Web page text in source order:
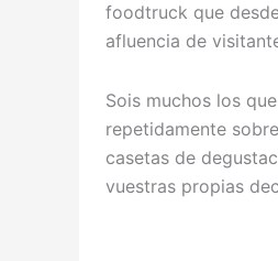
foodtruck que
afluencia de
Sois muchos los
repetidamente
casetas de
vuestras propias